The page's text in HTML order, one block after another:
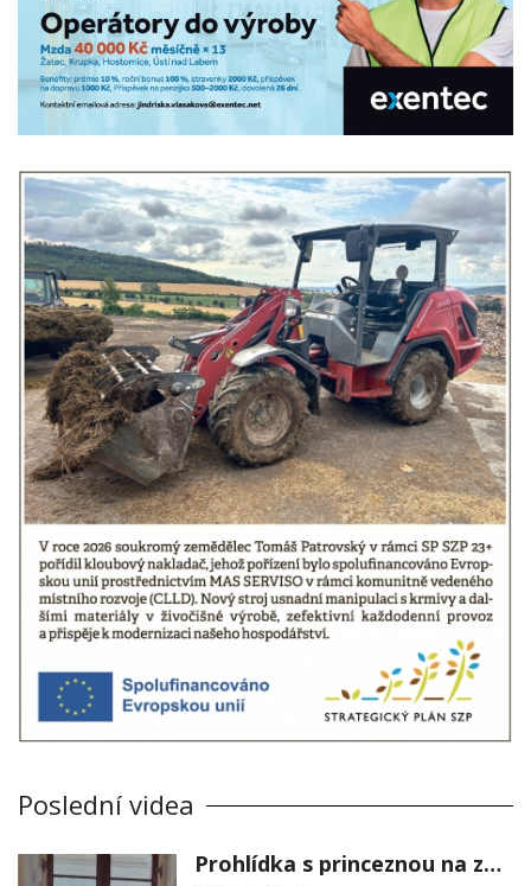
Poslední videa
Prohlídka s princeznou na zámku Stekník